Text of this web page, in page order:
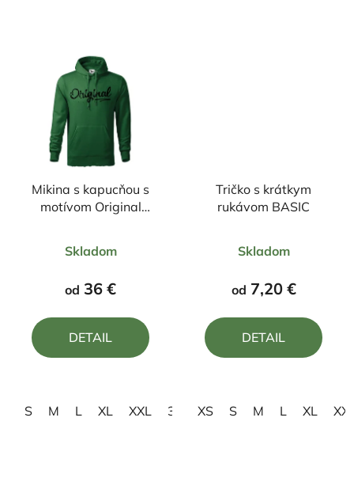
Mikina s kapucňou s
motívom Original
hodnotenie
produktu
z
Skladom
od 36 €
DETAIL
S M L XL XXL 3XL
Tričko s krátkym
rukávom BASIC
hodnotenie
produktu
z
Skladom
od 7,20 €
DETAIL
XS S M L XL